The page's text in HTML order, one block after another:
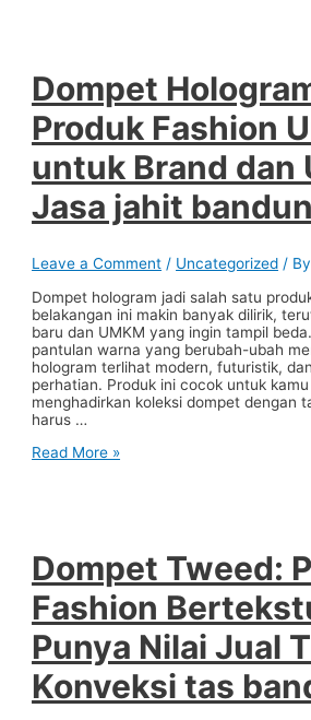
untuk
Brand,
Souvenir,
dan
Merchandise
Custom
|
Jasa
Jahit
Dompet
Produk Fashion
untuk Brand dan
Jasa jahit
Leave a Comment / Uncategorized /
Dompet hologram jadi salah satu
belakangan ini makin banyak dilirik,
baru dan UMKM yang ingin tampil
pantulan warna yang berubah-ubah
hologram terlihat modern, futuristik,
perhatian. Produk ini cocok untuk
menghadirkan koleksi dompet dengan
harus …
Dompet
untuk
Brand
dan
UMKM
|
Jasa
jahit
bandung
Read More »
Dompet Tweed:
Fashion
Punya Nilai Jual
Konveksi tas